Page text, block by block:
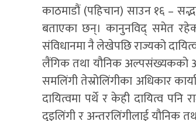
काठमाडौं (पहिचान) साउन १६ –
बताएका छन्। कानुनविद् समेत
संविधानमा नै लेखेपछि राज्यको
लैंगिक तथा यौनिक अल्पसंख्यकको
समलिंगी तेस्रोलिंगीका अधिकार
दायित्वमा पर्थे र केही दायित्व
दुइलिंगी र अन्तरलिंगीलाई